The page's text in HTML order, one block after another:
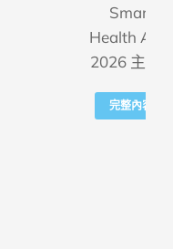
Smart
Health Asia
2026 主辦...
完整內容